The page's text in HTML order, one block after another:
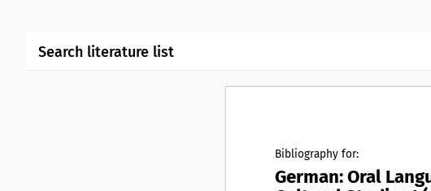
Search literature list
Bibliography for:
German: Oral